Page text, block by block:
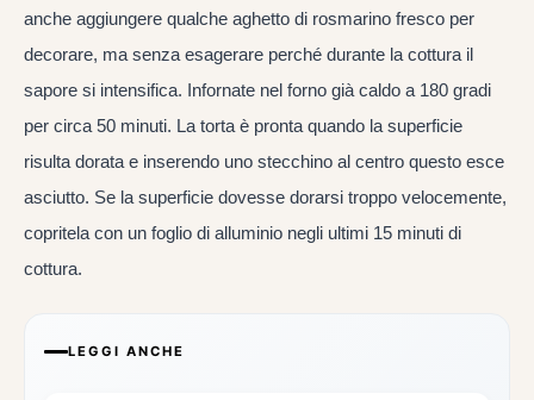
anche aggiungere qualche aghetto di rosmarino fresco per
decorare, ma senza esagerare perché durante la cottura il
sapore si intensifica. Infornate nel forno già caldo a 180 gradi
per circa 50 minuti. La torta è pronta quando la superficie
risulta dorata e inserendo uno stecchino al centro questo esce
asciutto. Se la superficie dovesse dorarsi troppo velocemente,
copritela con un foglio di alluminio negli ultimi 15 minuti di
cottura.
LEGGI ANCHE